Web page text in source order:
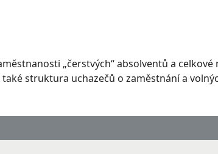
„čerstvých“ absolventů a celkové
struktura uchazečů o zaměstnání a